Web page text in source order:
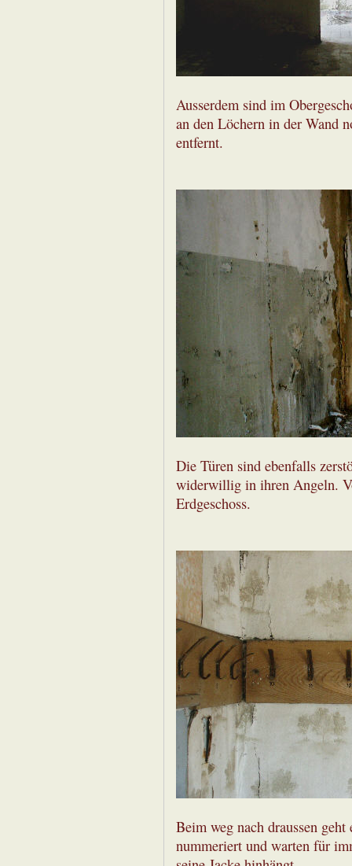
Ausserdem sind im
an den Löchern in der Wand
entfernt.
Die Türen sind ebenfalls
widerwillig in ihren Angeln.
Erdgeschoss.
Beim weg nach draussen
nummeriert und warten für